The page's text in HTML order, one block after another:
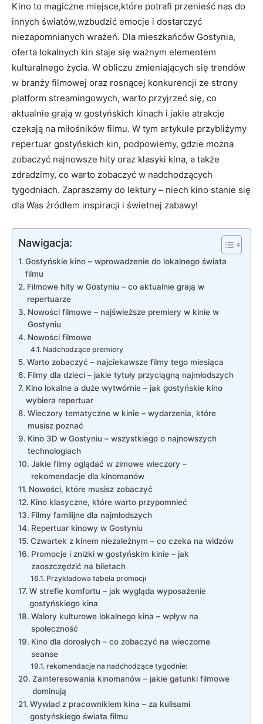
Kino to magiczne miejsce,które potrafi przenieść nas do
innych światów,wzbudzić emocje i dostarczyć
niezapomnianych wrażeń. Dla mieszkańców Gostynia,
oferta lokalnych kin staje się ważnym elementem
kulturalnego życia. W obliczu zmieniających się trendów
w branży filmowej oraz rosnącej konkurencji ze strony
platform streamingowych, warto przyjrzeć się, co
aktualnie grają w gostyńskich kinach i jakie atrakcje
czekają na miłośników filmu. W tym artykule przybliżymy
repertuar gostyńskich kin, podpowiemy, gdzie można
zobaczyć najnowsze hity oraz klasyki kina, a także
zdradzimy, co warto zobaczyć w nadchodzących
tygodniach. Zapraszamy do lektury – niech kino stanie się
dla Was źródłem inspiracji i świetnej zabawy!
Nawigacja:
Gostyńskie kino – wprowadzenie do lokalnego świata
filmu
Filmowe hity w Gostyniu – co aktualnie grają w
repertuarze
Nowości filmowe – najświeższe premiery w kinie w
Gostyniu
Nowości filmowe
Nadchodzące premiery
Warto zobaczyć – najciekawsze filmy tego miesiąca
Filmy dla dzieci – jakie tytuły przyciągną najmłodszych
Kino lokalne a duże wytwórnie – jak gostyńskie kino
wybiera repertuar
Wieczory tematyczne w kinie – wydarzenia, które
musisz poznać
Kino 3D w Gostyniu – wszystkiego o najnowszych
technologiach
Jakie filmy oglądać w zimowe wieczory –
rekomendacje dla kinomanów
Nowości, które musisz zobaczyć
Kino klasyczne, które warto przypomnieć
Filmy familijne dla najmłodszych
Repertuar kinowy w Gostyniu
Czwartek z kinem niezależnym – co czeka na widzów
Promocje i zniżki w gostyńskim kinie – jak
zaoszczędzić na biletach
Przykładowa tabela promocji
W strefie komfortu – jak wygląda wyposażenie
gostyńskiego kina
Walory kulturowe lokalnego kina – wpływ na
społeczność
Kino dla dorosłych – co zobaczyć na wieczorne
seanse
rekomendacje na nadchodzące tygodnie:
Zainteresowania kinomanów – jakie gatunki filmowe
dominują
Wywiad z pracownikiem kina – za kulisami
gostyńskiego świata filmu